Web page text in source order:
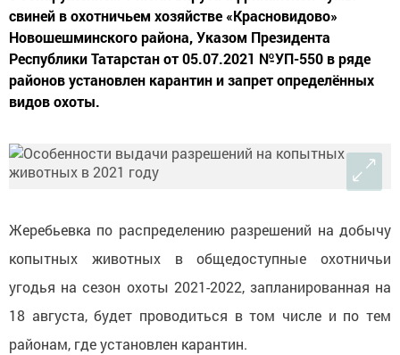
свиней в охотничьем хозяйстве «Красновидово»
Новошешминского района, Указом Президента
Республики Татарстан от 05.07.2021 №УП-550 в ряде
районов установлен карантин и запрет определённых
видов охоты.
Жеребьевка по распределению разрешений на добычу
копытных животных в общедоступные охотничьи
угодья на сезон охоты 2021-2022, запланированная на
18 августа, будет проводиться в том числе и по тем
районам, где установлен карантин.